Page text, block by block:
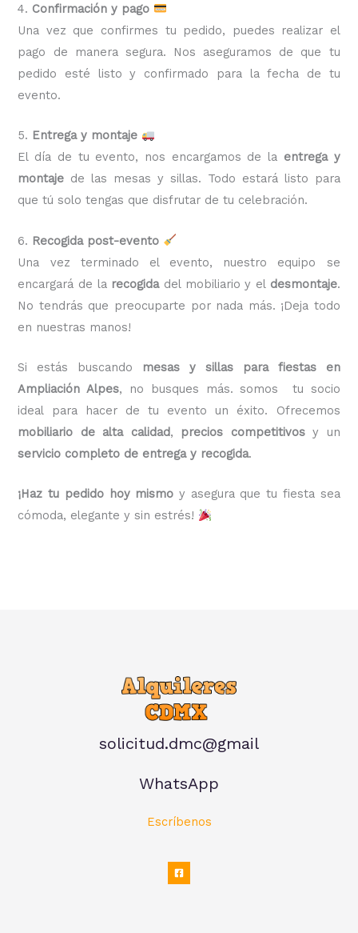
4. Confirmación y pago
Una vez que confirmes tu pedido, puedes realizar el
pago de manera segura. Nos aseguramos de que tu
pedido esté listo y confirmado para la fecha de tu
evento.
5. Entrega y montaje
El día de tu evento, nos encargamos de la entrega y
montaje de las mesas y sillas. Todo estará listo para
que tú solo tengas que disfrutar de tu celebración.
6. Recogida post-evento
Una vez terminado el evento, nuestro equipo se
encargará de la recogidadel mobiliario y el desmontaje.
No tendrás que preocuparte por nada más. ¡Deja todo
en nuestras manos!
Si estás buscando
mesas y sillas para fiestas en
Ampliación Alpes, no busques más. somos tu socio
ideal para hacer de tu evento un éxito. Ofrecemos
mobiliario de alta calidad, precios competitivosy un
servicio completo de entrega y recogida.
¡Haz tu pedido hoy mismo y asegura que tu fiesta sea
cómoda, elegante y sin estrés!
solicitud.dmc@gmail
WhatsApp
Escríbenos